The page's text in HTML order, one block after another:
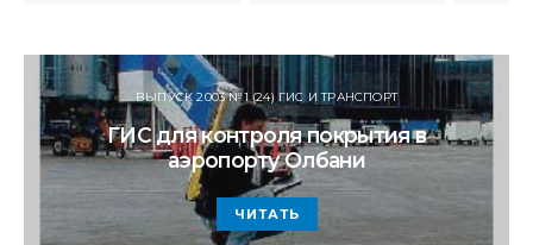
ВЫПУСК 2003 №1 (24) ГИС И ТРАНСПОРТ
ГИС для контроля покрытия в
аэропорту Олбани
ЧИТАТЬ